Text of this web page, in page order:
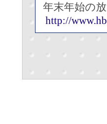
年末年始の
http://